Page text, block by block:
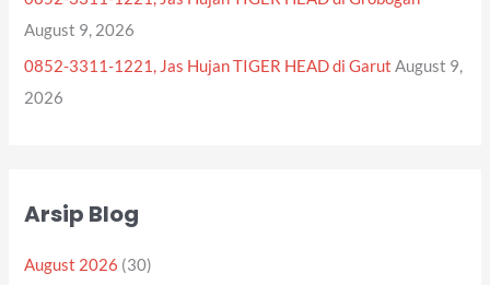
August 9, 2026
0852-3311-1221, Jas Hujan TIGER HEAD di Garut August 9,
2026
Arsip Blog
August 2026 (30)